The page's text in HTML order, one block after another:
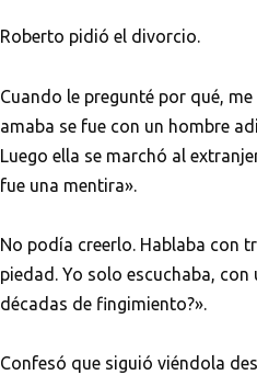
Roberto pidió el divorcio.
Cuando le pregunté por qué,
amaba se fue con un hombre
Luego ella se marchó al
fue una mentira».
No podía creerlo. Hablaba con
piedad. Yo solo escuchaba,
décadas de fingimiento?».
Confesó que siguió viéndola